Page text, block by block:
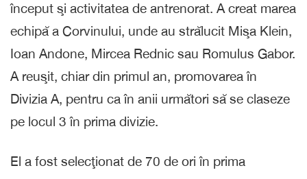
început şi activitatea de antrenorat. A creat marea
echipă a Corvinului, unde au strălucit Mişa Klein,
Ioan Andone, Mircea Rednic sau Romulus Gabor.
A reuşit, chiar din primul an, promovarea în
Divizia A, pentru ca în anii următori să se claseze
pe locul 3 în prima divizie.
El a fost selecţionat de 70 de ori în prima